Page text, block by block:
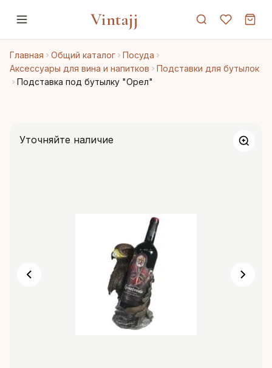
Vintajj
Главная Общий каталог
Посуда
Аксессуары для вина и напитков
Подставки для бутылок
Подставка под бутылку "Орел"
Уточняйте наличие